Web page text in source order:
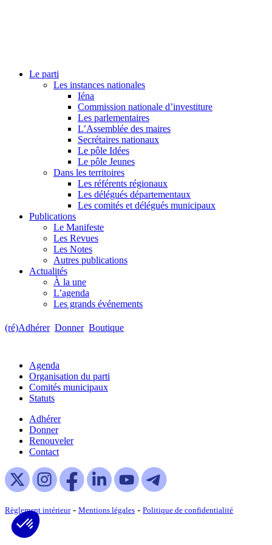
Le parti
Les instances nationales
Iéna
Commission nationale d’investiture
Les parlementaires
L’Assemblée des maires
Secrétaires nationaux
Le pôle Idées
Le pôle Jeunes
Dans les territoires
Les référents régionaux
Les délégués départementaux
Les comités et délégués municipaux
Publications
Le Manifeste
Les Revues
Les Notes
Autres publications
Actualités
À la une
L’agenda
Les grands événements
(ré)Adhérer Donner Boutique
Agenda
Organisation du parti
Comités municipaux
Statuts
Adhérer
Donner
Renouveler
Contact
Règlement intérieur - Mentions légales - Politique de confidentialité